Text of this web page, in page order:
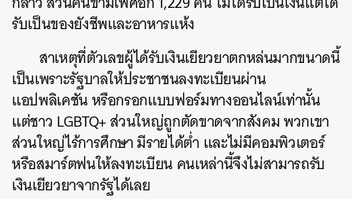
รับเป็นของยังชีพและอาหารแห้ง
สาเหตุที่ตัวเลขผู้ได้รับเงินเยียวยาตกหล่นมากขนาดนี้
เป็นเพราะรัฐบาลให้ประชาชนลงทะเบียนผ่าน
แอปพลิเคชัน หรือกรอกแบบฟอร์มทางออนไลน์เท่านั้น
แต่ชาว LGBTQ+ ส่วนใหญ่ถูกตัดขาดจากสังคม พวกเขา
ส่วนใหญ่ไร้การศึกษา มีรายได้ต่ำ และไม่มีคอมพิวเตอร์
หรือสมาร์ตฟนให้ลงทะเบียน คนเหล่านี้จึงไม่สามารถรับ
เงินเยียวยาจากรัฐได้เลย